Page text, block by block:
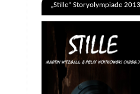
„Stille“ Storyolympiade